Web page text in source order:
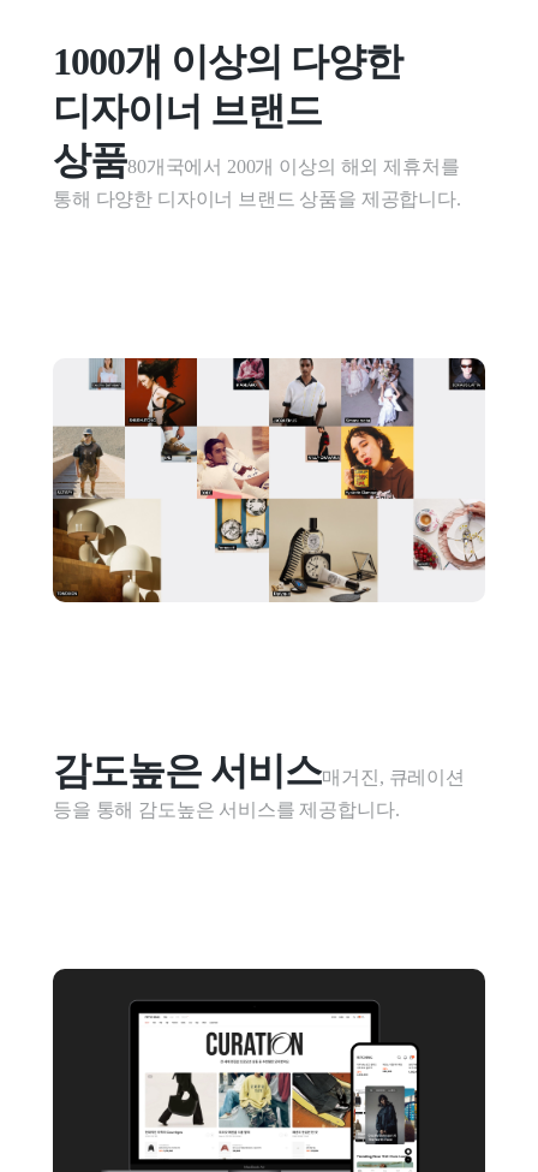
1000개 이상의 다양한
디자이너 브랜드
상품80개국에서 200개 이상의 해외 제휴처를
통해 다양한 디자이너 브랜드 상품을 제공합니다.
감도높은 서비스매거진, 큐레이션
등을 통해 감도높은 서비스를 제공합니다.